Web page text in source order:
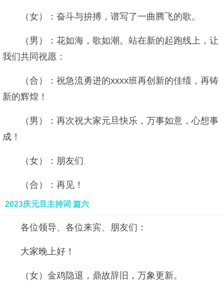
（女）：奋斗与拚搏，谱写了一曲腾飞的歌。
（男）：花如海，歌如潮。站在新的起跑线上，让
我们共同祝愿：
（合）：祝急流勇进的xxxx班再创新的佳绩，再铸
新的辉煌！
（男）：再次祝大家元旦快乐，万事如意，心想事
成！
（女）：朋友们
（合）：再见！
2023庆元旦主持词 篇六
各位领导、各位来宾、朋友们：
大家晚上好！
（女）金鸡隐退，鼎故辞旧，万象更新。